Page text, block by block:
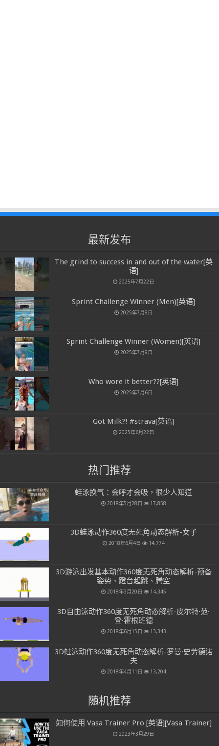
最新发布
The grind to success in and out of the water[英
语]
2025年7月22日
Sprint Challenge Winner (Men)[英语]
2025年7月9日
Sprint Challenge Winner (Women)[英语]
2025年7月9日
Who wore it better??[英语]
2025年7月6日
Got Milk?! #strava[英语]
2025年6月22日
热门推荐
蛙泳换气：会呼才会吸，很少人知道
2018年5月28日 17,858
3D蛙泳动作360度无死角动态解析-女子
2018年6月4日 14,774
3D游泳出发基本动作360度无死角动态解析-预备
姿势、蹬台起跳、腾空
2018年3月20日 14,345
3D自由泳动作360度无死角动态解析-皮尔特·范·
登·霍根班德
2018年6月15日 13,343
3D蛙泳动作360度无死角动态解析-罗曼·史劳德诺
夫
2018年4月11日 13,204
随机推荐
如何使用 Vasa Trainer Pro [英语][Vasa Trainer]
2023年3月29日